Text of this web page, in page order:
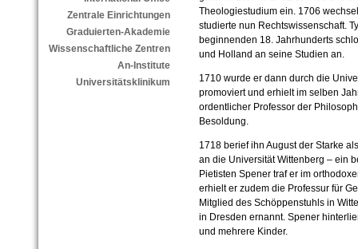
Zentrale Einrichtungen
Graduierten-Akademie
Wissenschaftliche Zentren
An-Institute
Universitätsklinikum
Theologiestudium ein. 1706
studierte nun Rechtswissenschaft.
beginnenden 18. Jahrhunderts
und Holland an seine Studien an.
1710 wurde er dann durch die
promoviert und erhielt im selben
ordentlicher Professor der
Besoldung.
1718 berief ihn August der Starke
an die Universität Wittenberg – ein
Pietisten Spener traf er im
erhielt er zudem die Professur für
Mitglied des Schöppenstuhls in
in Dresden ernannt. Spener
und mehrere Kinder.